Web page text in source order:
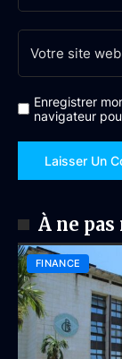
Enregistrer
navigateur
À ne
FINANCE